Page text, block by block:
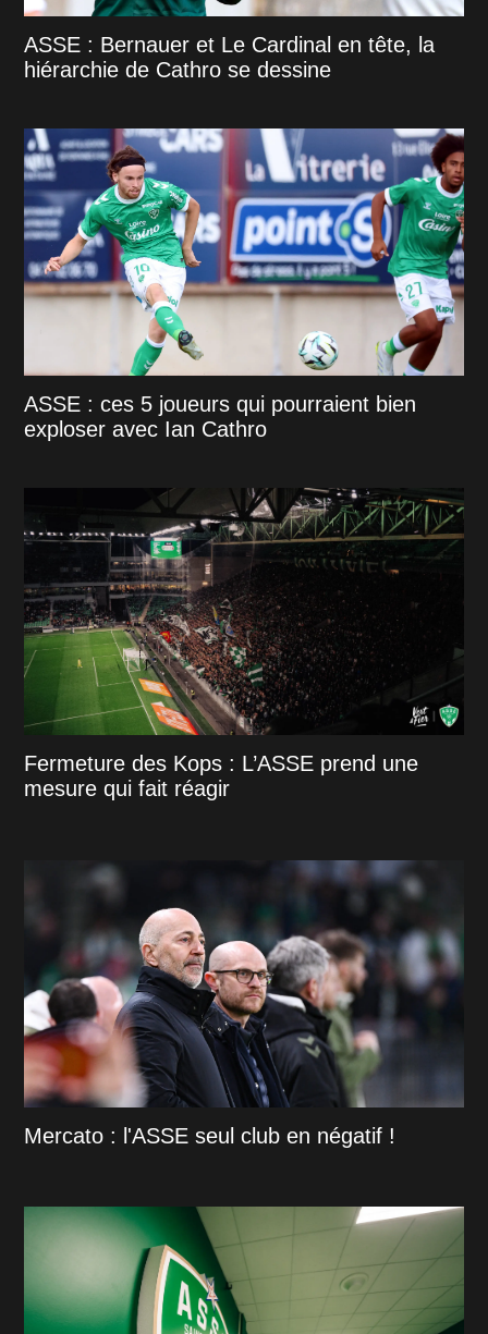
ASSE : Bernauer et Le Cardinal en tête, la
hiérarchie de Cathro se dessine
ASSE : ces 5 joueurs qui pourraient bien
exploser avec Ian Cathro
Fermeture des Kops : L’ASSE prend une
mesure qui fait réagir
Mercato : l'ASSE seul club en négatif !